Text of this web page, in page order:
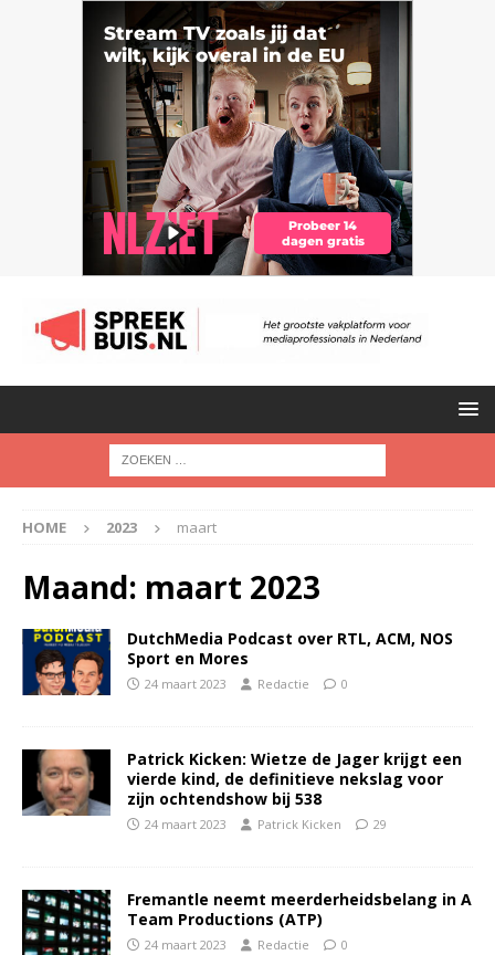
HOME 2023 maart
Maand: maart 2023
DutchMedia Podcast over RTL, ACM, NOS
Sport en Mores
24 maart 2023 Redactie 0
Patrick Kicken: Wietze de Jager krijgt een
vierde kind, de definitieve nekslag voor
zijn ochtendshow bij 538
24 maart 2023 Patrick Kicken 29
Fremantle neemt meerderheidsbelang in A
Team Productions (ATP)
24 maart 2023 Redactie 0